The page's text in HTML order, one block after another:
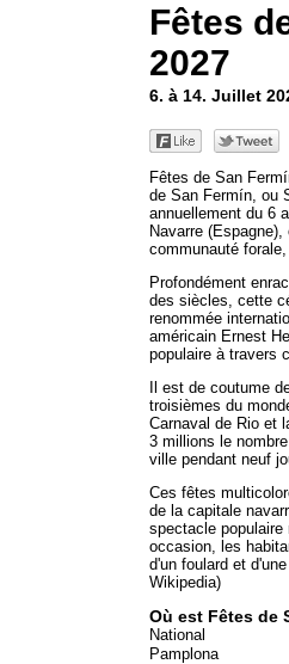
Fêtes
2027
6. à 14. Juillet
Fêtes de San
de San Fermín, ou
annuellement du 6
Navarre
communauté
Profondément
des siècles, cette
renommée
américain Ernest
populaire à travers
Il est de coutume
troisièmes du
Carnaval de Rio et
3 millions le
ville pendant neuf
Ces fêtes
de la capitale
spectacle
occasion, les
d'un foulard et
Wikipedia)
Où est Fêtes de
National
Pamplona